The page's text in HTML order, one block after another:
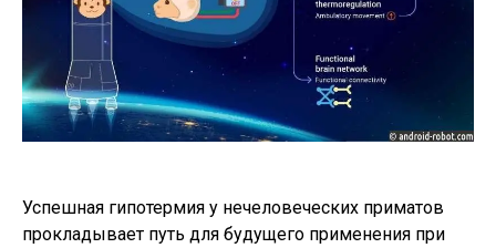
Успешная гипотермия у нечеловеческих приматов
прокладывает путь для будущего применения при